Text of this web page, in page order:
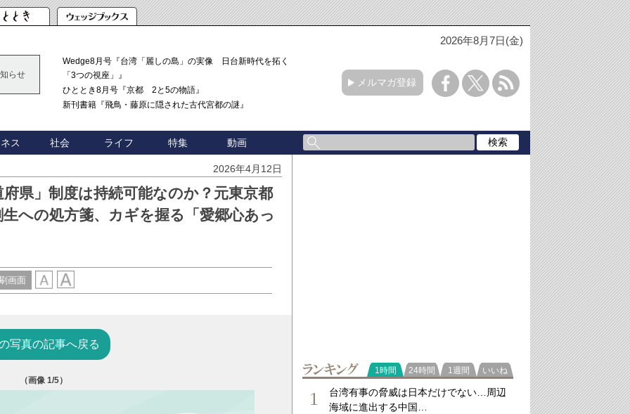
2026年8月7日(金)
らせ
Wedge8月号『台湾「麗しの島」の実像 日台新時代を拓く
「3つの視座」』
ひととき8月号『京都 2と5の物語』
新刊書籍『飛鳥・藤原に隠された古代宮都の謎』
メルマガ登録
ス 社会 ライフ 特集 動画
2026年4月12日
県」制度は持続可能なのか？元東京都
への処方箋、カギを握る「愛郷心あっ
画面
写真の記事へ戻る
（画像1/5）
レザーファンだけでなくオクラなどの生産にも励む（八丈島）（筆者撮影）
ラ
1時間 24時間 1週間 いいね
1
台湾有事の脅威は日本だけでない…周辺
海域に進出する中国…